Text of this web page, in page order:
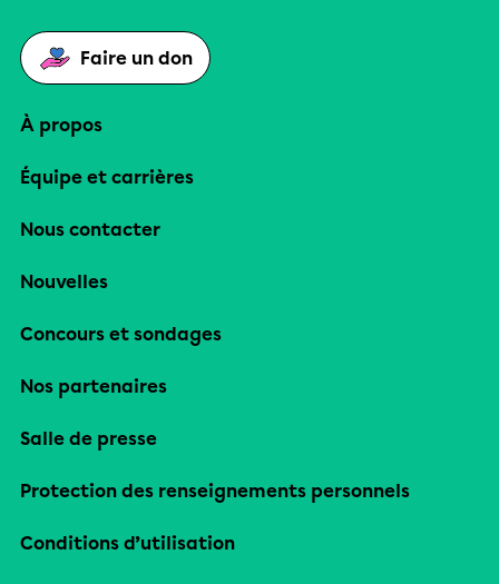
Faire un don
À propos
Équipe et carrières
Nous contacter
Nouvelles
Concours et sondages
Nos partenaires
Salle de presse
Protection des renseignements personnels
Conditions d’utilisation